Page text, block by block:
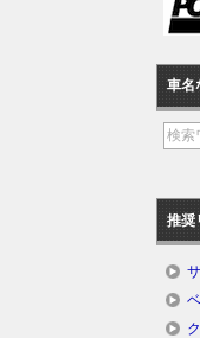
車名
推奨